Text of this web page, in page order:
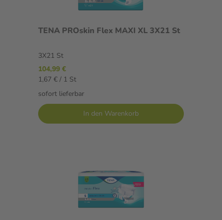
TENA PROskin Flex MAXI XL 3X21 St
3X21 St
104,99 €
1,67 € / 1 St
sofort lieferbar
In den Warenkorb